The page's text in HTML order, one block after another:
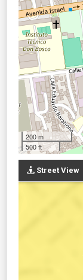
200 m
500 ft
Street View